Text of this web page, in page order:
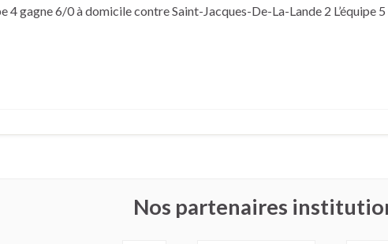
4 gagne 6/0 à domicile contre Saint-Jacques-De-La-Lande 2 L’équipe
Nos partenaires